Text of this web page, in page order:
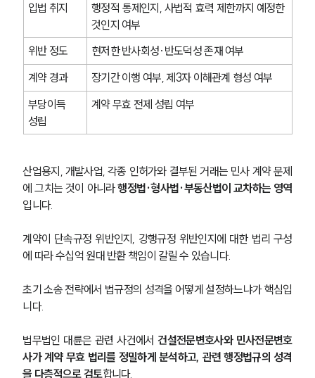
부동산전문변호사
소식/자료
언론보도
공지사항
법률 블로그
법률서식
대륜법률상담예약
입법 취지
행정적 통제인지, 사법적 효력 제한까지 예정한
것인지 여부
위반 정도
현저한 반사회성·반도덕성 존재 여부
계약 경과
장기간 이행 여부, 제3자 이해관계 형성 여부
부당이득
성립
계약 무효 전제 성립 여부
산업용지, 개발사업, 각종 인허가와 결부된 거래는 민사 계약 문제
에 그치는 것이 아니라 행정법·형사법·부동산법이 교차하는 영역
입니다.
계약이 단속규정 위반인지, 강행규정 위반인지에 대한 법리 구성
에 따라 수십억 원대 반환 책임이 갈릴 수 있습니다.
초기 소송 전략에서 법규정의 성격을 어떻게 설정하느냐가 핵심입
니다.
법무법인 대륜은 관련 사건에서 건설전문변호사와 민사전문변호
사가 계약 무효 법리를 정밀하게 분석하고, 관련 행정법규의 성격
을 다층적으로 검토합니다.